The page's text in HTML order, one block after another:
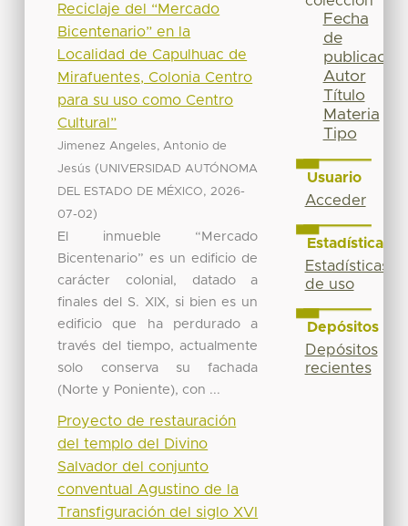
Reciclaje del “Mercado
Bicentenario” en la
Localidad de Capulhuac de
Mirafuentes, Colonia Centro
para su uso como Centro
Cultural”
Jimenez Angeles, Antonio de
Jesús (UNIVERSIDAD AUTÓNOMA
DEL ESTADO DE MÉXICO, 2026-
07-02)
El inmueble “Mercado
Bicentenario” es un edificio de
carácter colonial, datado a
finales del S. XIX, si bien es un
edificio que ha perdurado a
través del tiempo, actualmente
solo conserva su fachada
(Norte y Poniente), con ...
Proyecto de restauración
del templo del Divino
Salvador del conjunto
conventual Agustino de la
Transfiguración del siglo XVI
Fecha
de
publicación
Autor
Título
Materia
Tipo
Usuario
Acceder
Estadísticas
Estadísticas
de uso
Depósitos
Depósitos
recientes